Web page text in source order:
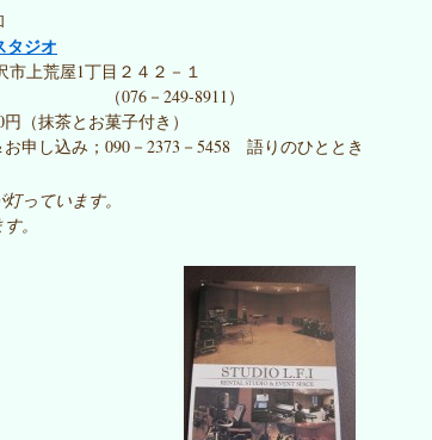
ジオ
屋1丁目２４２－１
249-8911）
（抹茶とお菓子付き）
お申し込み；090－2373－5458 語りのひととき
灯っています。
。